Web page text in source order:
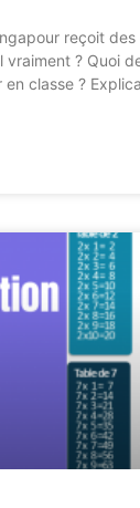
reçoit
vraiment ? Quoi
en classe ?